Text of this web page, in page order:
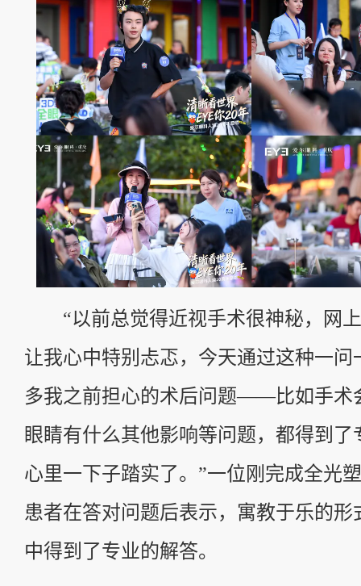
“以前总觉得近视手术很神秘，网上
让我心中特别忐忑，今天通过这种一问
多我之前担心的术后问题——比如手术
眼睛有什么其他影响等问题，都得到了
心里一下子踏实了。”一位刚完成全光
患者在答对问题后表示，寓教于乐的形
中得到了专业的解答。